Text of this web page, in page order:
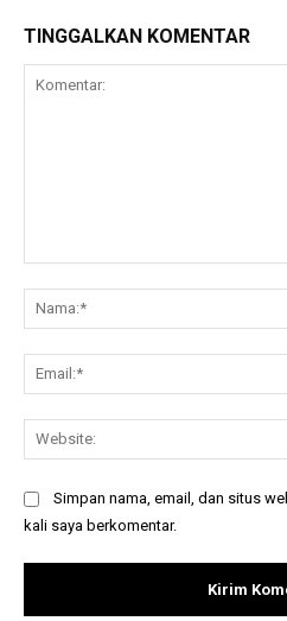
TINGGALKAN KOMENTAR
Simpan nama, email, dan situs
kali saya berkomentar.